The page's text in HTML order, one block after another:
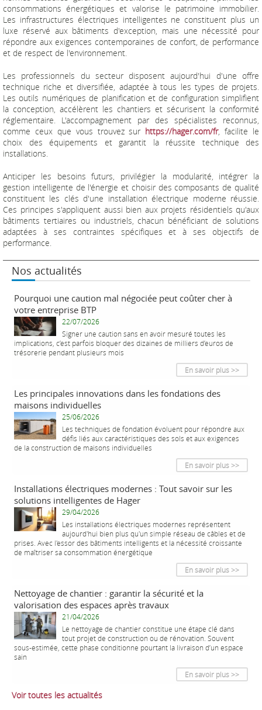
consommations énergétiques et valorise le patrimoine immobilier.
Les infrastructures électriques intelligentes ne constituent plus un
luxe réservé aux bâtiments d'exception, mais une nécessité pour
répondre aux exigences contemporaines de confort, de performance
et de respect de l'environnement.
Les professionnels du secteur disposent aujourd'hui d'une offre
technique riche et diversifiée, adaptée à tous les types de projets.
Les outils numériques de planification et de configuration simplifient
la conception, accélèrent les chantiers et sécurisent la conformité
réglementaire. L'accompagnement par des spécialistes reconnus,
comme ceux que vous trouvez sur https://hager.com/fr, facilite le
choix des équipements et garantit la réussite technique des
installations.
Anticiper les besoins futurs, privilégier la modularité, intégrer la
gestion intelligente de l'énergie et choisir des composants de qualité
constituent les clés d'une installation électrique moderne réussie.
Ces principes s'appliquent aussi bien aux projets résidentiels qu'aux
bâtiments tertiaires ou industriels, chacun bénéficiant de solutions
adaptées à ses contraintes spécifiques et à ses objectifs de
performance.
Nos actualités
Pourquoi une caution mal négociée peut coûter cher à
votre entreprise BTP
22/07/2026
Signer une caution sans en avoir mesuré toutes les
implications, c’est parfois bloquer des dizaines de milliers d’euros de
trésorerie pendant plusieurs mois
En savoir plus >>
Les principales innovations dans les fondations des
maisons individuelles
25/06/2026
Les techniques de fondation évoluent pour répondre aux
défis liés aux caractéristiques des sols et aux exigences
de la construction de maisons individuelles
En savoir plus >>
Installations électriques modernes : Tout savoir sur les
solutions intelligentes de Hager
29/04/2026
Les installations électriques modernes représentent
aujourd'hui bien plus qu'un simple réseau de câbles et de
prises. Avec l'essor des bâtiments intelligents et la nécessité croissante
de maîtriser sa consommation énergétique
En savoir plus >>
Nettoyage de chantier : garantir la sécurité et la
valorisation des espaces après travaux
21/04/2026
Le nettoyage de chantier constitue une étape clé dans
tout projet de construction ou de rénovation. Souvent
sous-estimée, cette phase conditionne pourtant la livraison d’un espace
sain
En savoir plus >>
Voir toutes les actualités